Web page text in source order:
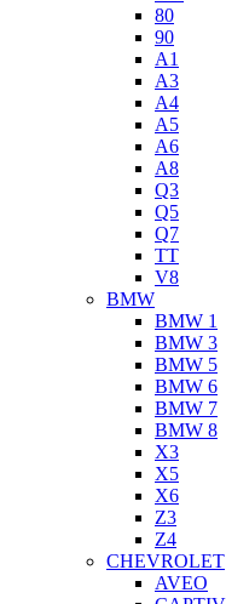
80
90
A1
A3
A4
A5
A6
A8
Q3
Q5
Q7
TT
V8
BMW
BMW 1
BMW 3
BMW 5
BMW 6
BMW 7
BMW 8
X3
X5
X6
Z3
Z4
CHEVROLET
AVEO